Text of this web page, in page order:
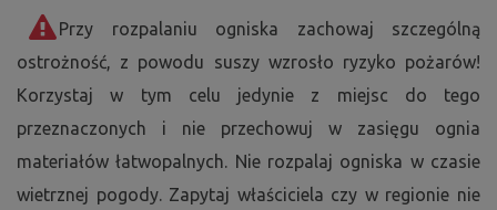
nr 6.
Królewskie miasto Louny zostało założone przez
Przemyślidów w połowie XIII wieku.
Region Louny jest kulturalnym i historycznym klejnotem
północno-zachodnich Czech. Miasto Louny szczyci się
gotyckim kościołem św. Mikołaja i renesansowym
ratuszem. Rdzeń miasta otoczony jest pasem fortyfikacji
z bastionami i Bramą Żatecką. Region znany jest z
Przy rozpalaniu ogniska zachowaj szczególną
ostrożność, z powodu suszy wzrosło ryzyko pożarów!
Korzystaj w tym celu jedynie z miejsc do tego
przeznaczonych i nie przechowuj w zasięgu ognia
materiałów łatwopalnych. Nie rozpalaj ogniska w czasie
wietrznej pogody. Zapytaj właściciela czy w regionie nie